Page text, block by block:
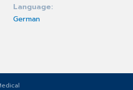
Language
German